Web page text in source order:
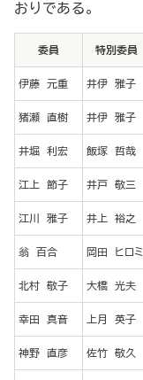
おりである。
委員 特別委員
伊藤 元重 井伊 雅子
猪瀬 直樹 井伊 雅子
井堀 利宏 飯塚 哲哉
江上 節子 井戸 敬三
江川 雅子 井上 裕之
翁 百合 岡田 ヒロミ
北村 敬子 大橋 光夫
幸田 真音 上月 英子
神野 直彦 佐竹 敬久